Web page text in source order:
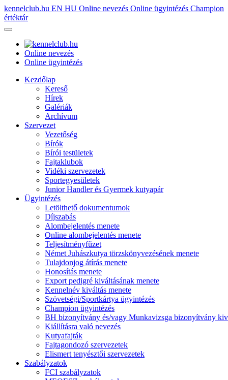
kennelclub.hu EN HU Online nevezés Online ügyintézés Champion
értéktár
Online nevezés
Online ügyintézés
Kezdőlap
Kereső
Hírek
Galériák
Archívum
Szervezet
Vezetőség
Bírók
Bírói testületek
Fajtaklubok
Vidéki szervezetek
Sportegyesületek
Junior Handler és Gyermek kutyapár
Ügyintézés
Letölthető dokumentumok
Díjszabás
Alombejelentés menete
Online alombejelentés menete
Teljesítményfűzet
Német Juhászkutya törzskönyvezésének menete
Tulajdonjog átírás menete
Honosítás menete
Export pedigré kiváltásának menete
Kennelnév kiváltás menete
Szövetségi/Sportkártya ügyintézés
Champion ügyintézés
BH bizonyítvány és/vagy Munkavizsga bizonyítvány
Kiállításra való nevezés
Kutyafajták
Fajtagondozó szervezetek
Elismert tenyésztői szervezetek
Szabályzatok
FCI szabályzatok